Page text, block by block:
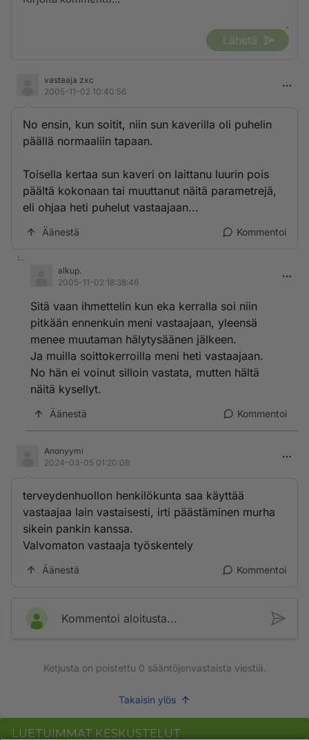
Lähetä
vastaaja zxc
2005-11-02 10:40:56
No ensin, kun soitit, niin sun kaverilla oli puhelin
päällä normaaliin tapaan.
Toisella kertaa sun kaveri on laittanu luurin pois
päältä kokonaan tai muuttanut näitä parametrejä,
eli ohjaa heti puhelut vastaajaan...
Äänestä Kommentoi
alkup.
2005-11-02 18:38:46
Sitä vaan ihmettelin kun eka kerralla soi niin
pitkään ennenkuin meni vastaajaan, yleensä
menee muutaman hälytysäänen jälkeen.
Ja muilla soittokerroilla meni heti vastaajaan.
No hän ei voinut silloin vastata, mutten hältä
näitä kysellyt.
Äänestä Kommentoi
Anonyymi
2024-03-05 01:20:08
terveydenhuollon henkilökunta saa käyttää
vastaajaa lain vastaisesti, irti päästäminen murha
sikein pankin kanssa.
Valvomaton vastaaja työskentely
Äänestä Kommentoi
Kommentoi aloitusta...
Ketjusta on poistettu 0 sääntöjenvastaista viestiä.
Takaisin ylös
LUETUIMMAT KESKUSTELUT